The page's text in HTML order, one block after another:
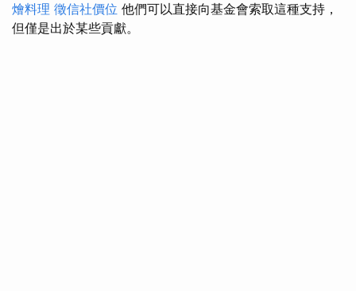
燴料理 徵信社價位 他們可以直接向基金會索取這種支持，
但僅是出於某些貢獻。